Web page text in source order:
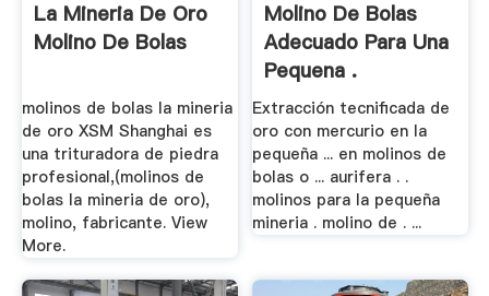
La Mineria De Oro
Molino De Bolas
molinos de bolas la mineria
de oro XSM Shanghai es
una trituradora de piedra
profesional,(molinos de
bolas la mineria de oro),
molino, fabricante. View
More.
Molino De Bolas
Adecuado Para Una
Pequena .
Extracción tecnificada de
oro con mercurio en la
pequeña ... en molinos de
bolas o ... aurifera . .
molinos para la pequeña
mineria . molino de . ...